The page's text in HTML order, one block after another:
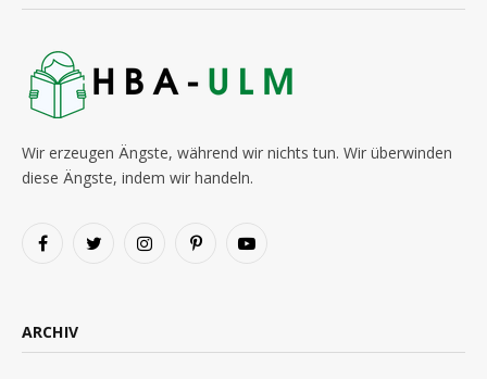
Wir erzeugen Ängste, während wir nichts tun. Wir überwinden
diese Ängste, indem wir handeln.
FacebookTwitter InstagramPinterestYouTube
ARCHIV